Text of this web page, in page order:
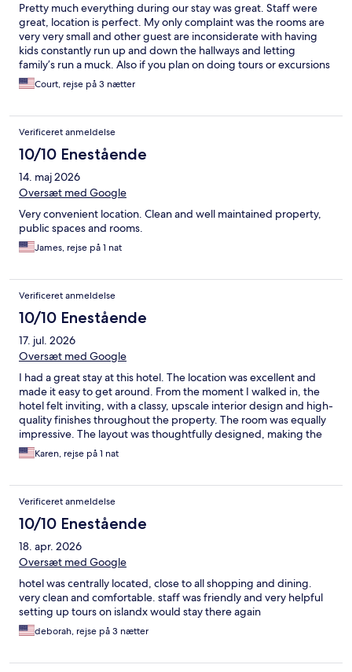
Pretty much everything during our stay was great. Staff were
great, location is perfect. My only complaint was the rooms are
very very small and other guest are inconsiderate with having
kids constantly run up and down the hallways and letting
family’s run a muck. Also if you plan on doing tours or excursions
book through the hotel and get a discount. Also adding casting
to the tvs would be a great small addition
Court, rejse på 3 nætter
Verificeret anmeldelse
10/10 Enestående
14. maj 2026
Oversæt med Google
Very convenient location. Clean and well maintained property,
public spaces and rooms.
James, rejse på 1 nat
Verificeret anmeldelse
10/10 Enestående
17. jul. 2026
Oversæt med Google
I had a great stay at this hotel. The location was excellent and
made it easy to get around. From the moment I walked in, the
hotel felt inviting, with a classy, upscale interior design and high-
quality finishes throughout the property. The room was equally
impressive. The layout was thoughtfully designed, making the
space both comfortable and highly functional. Everything felt
intentional and well planned, which made the stay even more
atmosphere, excellent design, and a convenient location. I
would definitely stay here again and recommend it to others.
Karen, rejse på 1 nat
Verificeret anmeldelse
10/10 Enestående
18. apr. 2026
Oversæt med Google
hotel was centrally located, close to all shopping and dining.
very clean and comfortable. staff was friendly and very helpful
setting up tours on islandx would stay there again
deborah, rejse på 3 nætter